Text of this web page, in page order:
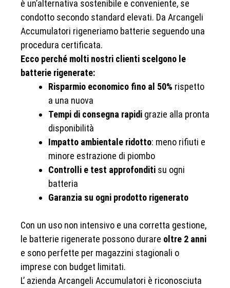
è un’alternativa sostenibile e conveniente, se
condotto secondo standard elevati. Da Arcangeli
Accumulatori rigeneriamo batterie seguendo una
procedura certificata.
Ecco perché molti nostri clienti scelgono le
batterie rigenerate:
Risparmio economico fino al 50% rispetto
a una nuova
Tempi di consegna rapidi grazie alla pronta
disponibilità
Impatto ambientale ridotto: meno rifiuti e
minore estrazione di piombo
Controlli e test approfonditi su ogni
batteria
Garanzia su ogni prodotto rigenerato
Con un uso non intensivo e una corretta gestione,
le batterie rigenerate possono durare oltre 2 anni
e sono perfette per magazzini stagionali o
imprese con budget limitati.
L’ azienda Arcangeli Accumulatori è riconosciuta